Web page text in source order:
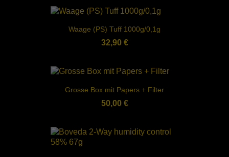
Waage (PS) Tuff 1000g/0,1g
32,90 €
Grosse Box mit Papers + Filter
50,00 €